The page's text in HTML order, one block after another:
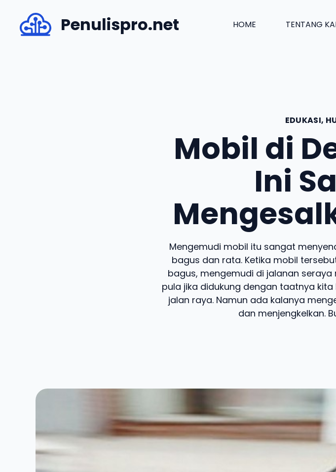
content
Penulispro.net HOME TENTANG
EDUKASI,
Mobil di
Ini
Mengemudi mobil itu sangat
bagus dan rata. Ketika mobil
bagus, mengemudi di jalanan seraya
pula jika didukung dengan taatnya
jalan raya. Namun ada kalanya
dan menjengkelkan.